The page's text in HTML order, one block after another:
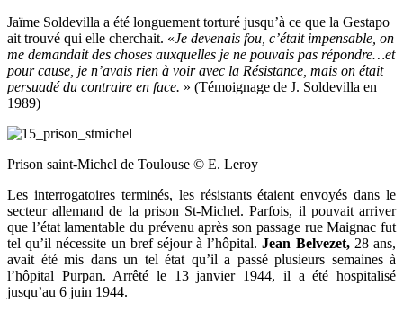
Jaïme Soldevilla a été longuement torturé jusqu’à ce que la Gestapo
ait trouvé qui elle cherchait. «Je devenais fou, c’était impensable, on
me demandait des choses auxquelles je ne pouvais pas répondre…et
pour cause, je n’avais rien à voir avec la Résistance, mais on était
persuadé du contraire en face. » (Témoignage de J. Soldevilla en
1989)
Prison saint-Michel de Toulouse © E. Leroy
Les interrogatoires terminés, les résistants étaient envoyés dans le
secteur allemand de la prison St-Michel. Parfois, il pouvait arriver
que l’état lamentable du prévenu après son passage rue Maignac fut
tel qu’il nécessite un bref séjour à l’hôpital.Jean Belvezet,28 ans,
avait été mis dans un tel état qu’il a passé plusieurs semaines à
l’hôpital Purpan. Arrêté le 13 janvier 1944, il a été hospitalisé
jusqu’au 6 juin 1944.